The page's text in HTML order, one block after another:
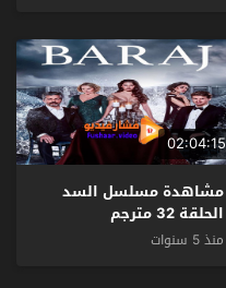
02:04:15
مشاهدة مسلسل السد
الحلقة 32 مترجم
منذ 5 سنوات